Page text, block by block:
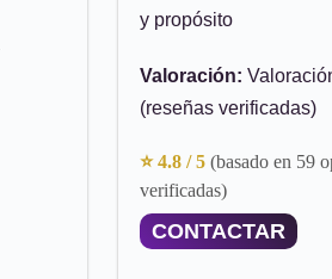
y propósito
Valoración:
(reseñas verificadas)
⭐ 4.8 / 5 (basado en 59
verificadas)
CONTACTAR